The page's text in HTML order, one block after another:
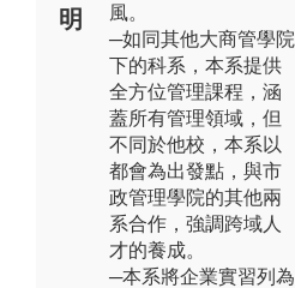
明
風。
─如同其他大商管學院
下的科系，本系提供
全方位管理課程，涵
蓋所有管理領域，但
不同於他校，本系以
都會為出發點，與市
政管理學院的其他兩
系合作，強調跨域人
才的養成。
─本系將企業實習列為